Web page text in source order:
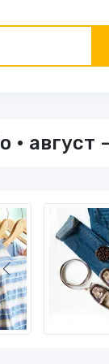
август